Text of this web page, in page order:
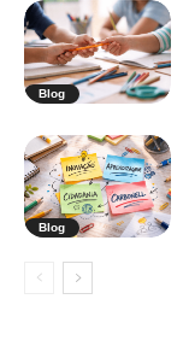
Blog
Blog